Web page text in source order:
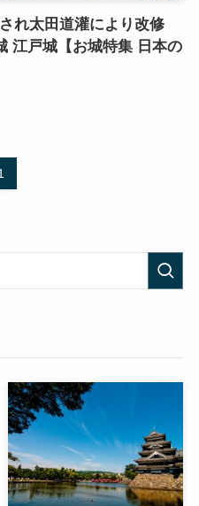
れ太田道灌により改修
江戸城【お城特集 日本の